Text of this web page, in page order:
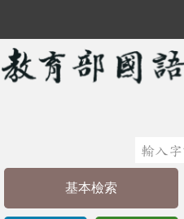
基本檢索